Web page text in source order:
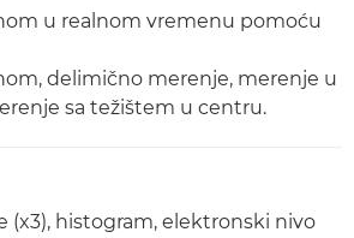
u realnom vremenu pomoću
delimično merenje, merenje u
sa težištem u centru.
(x3), histogram, elektronski nivo